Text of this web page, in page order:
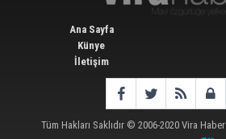
Ana Sayfa
Künye
İletişim
Tüm Hakları Saklıdır © 2006-2020 Vira Haber